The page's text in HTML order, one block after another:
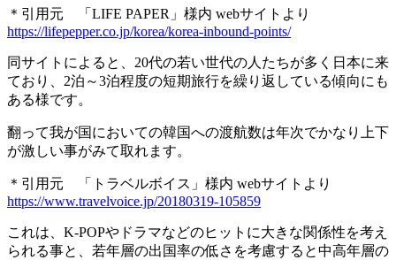
＊引用元 「LIFE PAPER」様内 webサイトより
https://lifepepper.co.jp/korea/korea-inbound-points/
同サイトによると、20代の若い世代の人たちが多く日本に来
ており、2泊～3泊程度の短期旅行を繰り返している傾向にも
ある様です。
翻って我が国においての韓国への渡航数は年次でかなり上下
が激しい事がみて取れます。
＊引用元 「トラベルボイス」様内 webサイトより
https://www.travelvoice.jp/20180319-105859
これは、K-POPやドラマなどのヒットに大きな関係性を考え
られる事と、若年層の出国率の低さを考慮すると中高年層の